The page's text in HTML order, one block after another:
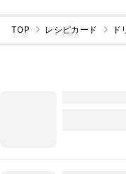
TOP レシピカード ド